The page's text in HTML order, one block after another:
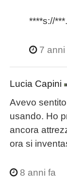
****s://***.
7 anni
Lucia Capini
Avevo
usando. Ho
ancora
ora si
8 anni fa